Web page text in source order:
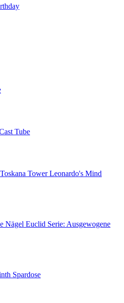
Tube
Leonardo's Mind
Euclid Serie: Ausgewogene
Spardose